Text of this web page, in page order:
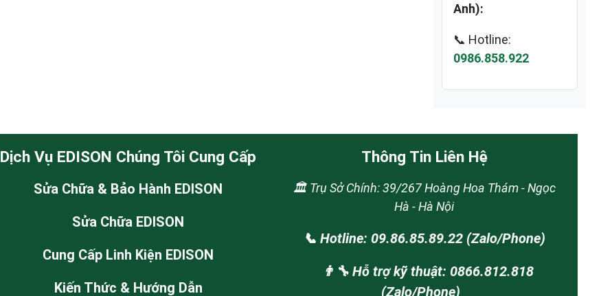
Anh):
📞 Hotline:
0986.858.922
Dịch Vụ EDISON Chúng Tôi Cung Cấp
Sửa Chữa & Bảo Hành EDISON
Sửa Chữa EDISON
Cung Cấp Linh Kiện EDISON
Kiến Thức & Hướng Dẫn
Thông Tin Liên Hệ
🏛️ Trụ Sở Chính: 39/267 Hoàng Hoa Thám - Ngọc
Hà - Hà Nội
📞 Hotline: 09.86.85.89.22 (Zalo/Phone)
👨‍🔧 Hỗ trợ kỹ thuật: 0866.812.818
(Zalo/Phone)